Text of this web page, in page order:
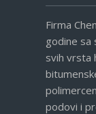
Firma
godine sa
svih vrsta
podovi i